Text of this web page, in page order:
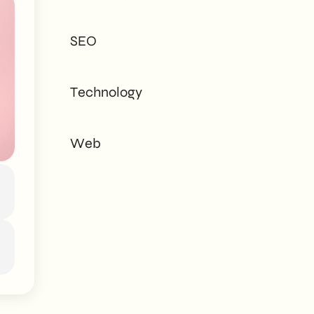
need - corporate or
private.
SEO
Technology
Web